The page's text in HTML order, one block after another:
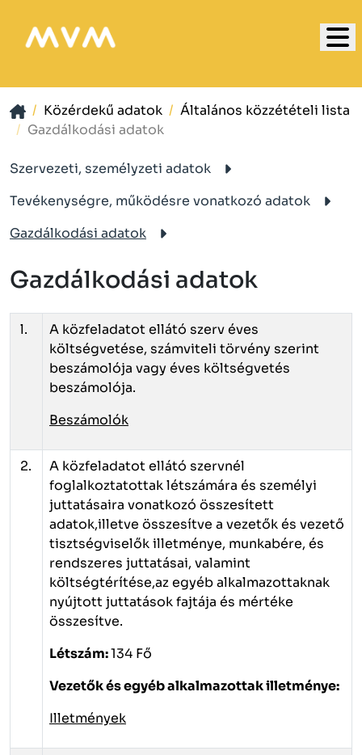
Közérdekű adatok
Általános közzétételi lista
Gazdálkodási adatok
Szervezeti, személyzeti adatok
Tevékenységre, működésre vonatkozó adatok
Gazdálkodási adatok
Gazdálkodási adatok
l.
A közfeladatot ellátó szerv éves
költségvetése, számviteli törvény szerint
beszámolója vagy éves költségvetés
beszámolója.
Beszámolók
2.
A közfeladatot ellátó szervnél
foglalkoztatottak létszámára és személyi
juttatásaira vonatkozó összesített
adatok,illetve összesítve a vezetők és vezető
tisztségviselők illetménye, munkabére, és
rendszeres juttatásai, valamint
költségtérítése,az egyéb alkalmazottaknak
nyújtott juttatások fajtája és mértéke
összesítve.
Létszám:134 Fő
Vezetők és egyéb alkalmazottak illetménye:
Illetmények